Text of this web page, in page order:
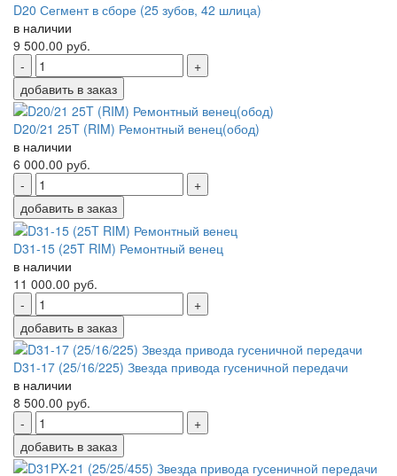
D20 Сегмент в сборе (25 зубов, 42 шлица)
в наличии
9 500.00 руб.
-
+
добавить в заказ
D20/21 25T (RIM) Ремонтный венец(обод)
в наличии
6 000.00 руб.
-
+
добавить в заказ
D31-15 (25T RIM) Ремонтный венец
в наличии
11 000.00 руб.
-
+
добавить в заказ
D31-17 (25/16/225) Звезда привода гусеничной передачи
в наличии
8 500.00 руб.
-
+
добавить в заказ